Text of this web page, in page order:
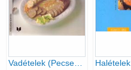
Vadételek (Pecsenyék, raguk, levesek apró- és nagyvadakból)